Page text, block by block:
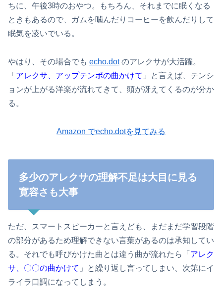
ちに、午後3時のおやつ。もちろん、それまでに眠くなる
ときもあるので、ガムを噛んだりコーヒーを飲んだりして
眠気を凌いでいる。
やはり、その場合でも echo.dotのアレクサが大活躍。
「 アレクサ、アップテンポの曲かけて 」と言えば、テンシ
ョンが上がる洋楽が流れてきて、頭が冴えてくるのが分か
る。
Amazon でecho.dotを見てみる
多少のアレクサの理解不足は大目に見る
寛容さも大事
ただ、スマートスピーカーと言えども、まだまだ学習段階
の部分があるため理解できない言葉があるのは承知してい
る。それでも呼びかけた曲とは違う曲が流れたら「 アレク
サ、〇〇の曲かけて 」と繰り返し言ってしまい、次第にイ
ライラ口調になってしまう。